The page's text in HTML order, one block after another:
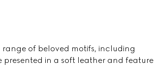
of beloved motifs, including
in a soft leather and feature